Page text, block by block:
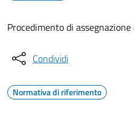
Procedimento di
Condividi
Normativa di riferimento